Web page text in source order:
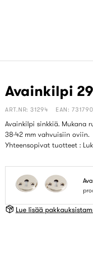
Avainkilpi
ART.NR: 31294 EAN:
Avainkilpi sinkkiä. Mukana
38-42 mm vahvuisiin oviin.
Yhteensopivat tuotteet :
Lue lisää